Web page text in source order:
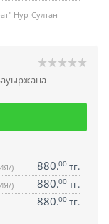
Нур-Султан
) 880.00 тг.
) 880.00 тг.
880.00 тг.